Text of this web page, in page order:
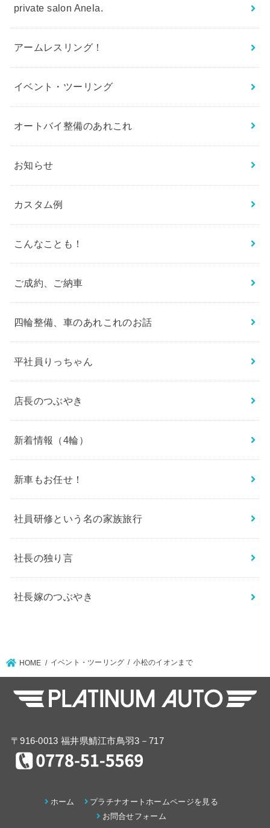
private salon Anela.
アームレスリング！
イベント・ツーリング
オートバイ整備のあれこれ
お知らせ
カスタム例
こんなことも！
ご成約、ご納車
四輪整備、車のあれこれのお話
平社員りっちゃん
店長のつぶやき
新着情報（4輪）
新車もお任せ！
社員研修という名の家族旅行
社長の独り言
社長嫁のつぶやき
HOME イベント・ツーリング 小松のイオンまで
〒916-0013 福井県鯖江市鳥羽3－717
ホーム
プラチナオートホームページを見る
お問合せフォーム